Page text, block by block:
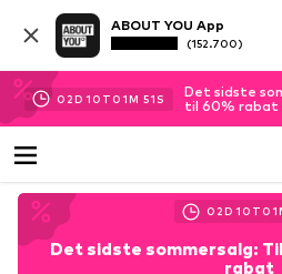
ABOUT YOU App
(152.700)
02D 10 T 01M 50 S
Det sidste
til 60% rabat
02D 10 T 01
Det sidste sommersalg:
rabat